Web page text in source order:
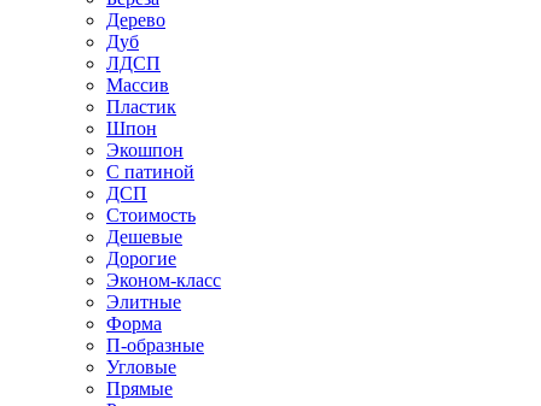
Дерево
Дуб
ЛДСП
Массив
Пластик
Шпон
Экошпон
С патиной
ДСП
Стоимость
Дешевые
Дорогие
Эконом-класс
Элитные
Форма
П-образные
Угловые
Прямые